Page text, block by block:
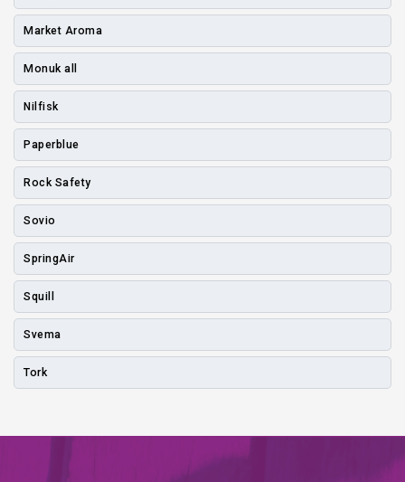
Market Aroma
Monuk all
Nilfisk
Paperblue
Rock Safety
Sovio
SpringAir
Squill
Svema
Tork